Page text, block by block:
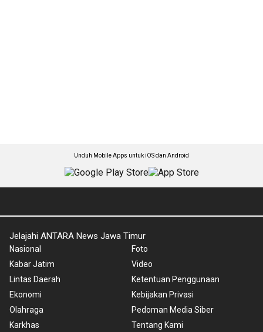
Unduh Mobile Apps untuk iOS dan Android
Jelajahi ANTARA News Jawa Timur
Nasional
Kabar Jatim
Lintas Daerah
Ekonomi
Olahraga
Karkhas
Foto
Video
Ketentuan Penggunaan
Kebijakan Privasi
Pedoman Media Siber
Tentang Kami